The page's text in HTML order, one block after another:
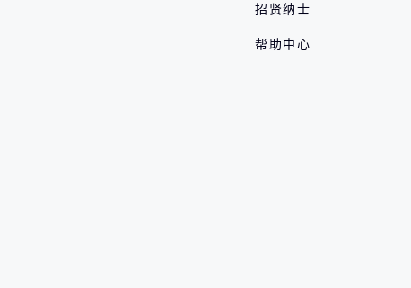
招贤纳士
帮助中心